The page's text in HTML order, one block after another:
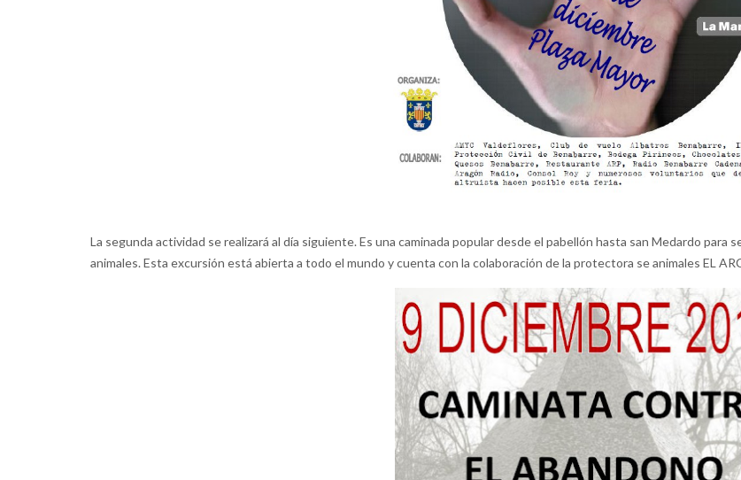
La segunda actividad se realizará al día siguiente. Es una caminada popular desde el pabellón hasta san Medardo para
animales. Esta excursión está abierta a todo el mundo y cuenta con la colaboración de la protectora se animales EL